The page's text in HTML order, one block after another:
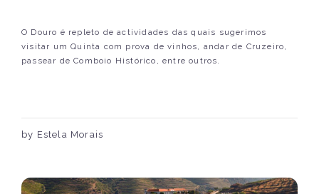
O Douro é repleto de actividades das quais sugerimos
visitar um Quinta com prova de vinhos, andar de Cruzeiro,
passear de Comboio Histórico, entre outros.
by Estela Morais